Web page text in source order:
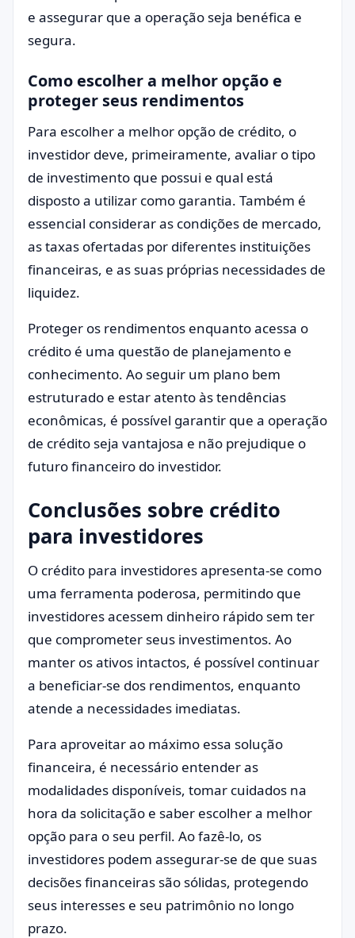
e assegurar que a operação seja benéfica e
segura.
Como escolher a melhor opção e
proteger seus rendimentos
Para escolher a melhor opção de crédito, o
investidor deve, primeiramente, avaliar o tipo
de investimento que possui e qual está
disposto a utilizar como garantia. Também é
essencial considerar as condições de mercado,
as taxas ofertadas por diferentes instituições
financeiras, e as suas próprias necessidades de
liquidez.
Proteger os rendimentos enquanto acessa o
crédito é uma questão de planejamento e
conhecimento. Ao seguir um plano bem
estruturado e estar atento às tendências
econômicas, é possível garantir que a operação
de crédito seja vantajosa e não prejudique o
futuro financeiro do investidor.
Conclusões sobre crédito
para investidores
O crédito para investidores apresenta-se como
uma ferramenta poderosa, permitindo que
investidores acessem dinheiro rápido sem ter
que comprometer seus investimentos. Ao
manter os ativos intactos, é possível continuar
a beneficiar-se dos rendimentos, enquanto
atende a necessidades imediatas.
Para aproveitar ao máximo essa solução
financeira, é necessário entender as
modalidades disponíveis, tomar cuidados na
hora da solicitação e saber escolher a melhor
opção para o seu perfil. Ao fazê-lo, os
investidores podem assegurar-se de que suas
decisões financeiras são sólidas, protegendo
seus interesses e seu patrimônio no longo
prazo.